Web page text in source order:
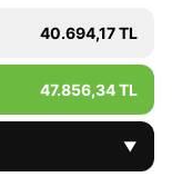
40.694,17 TL
47.856,34 TL
▼